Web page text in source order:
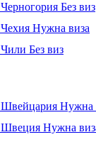
Черногория Без виз
Чехия Нужна виза
Чили Без виз
Швейцария Нужна
Швеция Нужна